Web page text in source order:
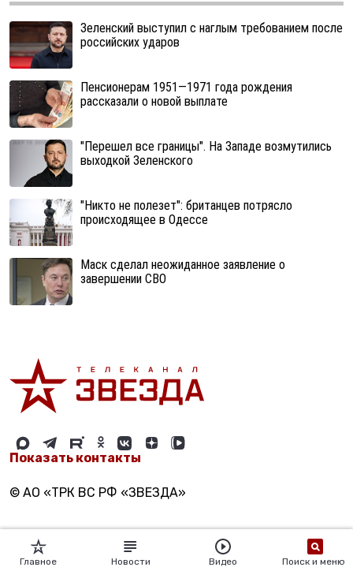
Зеленский выступил с наглым требованием после
российских ударов
Пенсионерам 1951—1971 года рождения
рассказали о новой выплате
"Перешел все границы". На Западе возмутились
выходкой Зеленского
"Никто не полезет": британцев потрясло
происходящее в Одессе
Маск сделал неожиданное заявление о
завершении СВО
Показать контакты
© АО «ТРК ВС РФ «ЗВЕЗДА»
Главное Новости Видео Поиск и меню